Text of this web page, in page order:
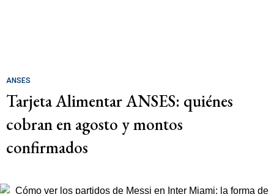
ANSES
Tarjeta Alimentar ANSES: quiénes
cobran en agosto y montos
confirmados